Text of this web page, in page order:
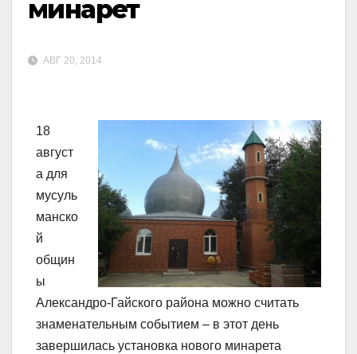
минарет
АВГ 20, 2014
18
август
а для
мусуль
манско
й
общин
ы
Александро-Гайского района можно считать
знаменательным событием – в этот день
завершилась установка нового минарета